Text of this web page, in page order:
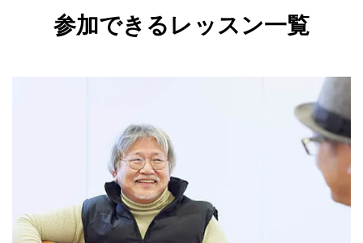
参加できるレッスン一覧